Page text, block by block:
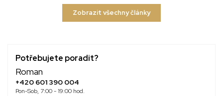
Potřebujete poradit?
Roman
+420 601 390 004
Pon-Sob, 7:00 - 19:00 hod.
Zobrazit všechny články